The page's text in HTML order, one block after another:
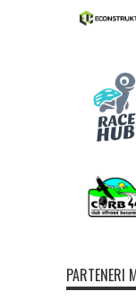
PARTENERI